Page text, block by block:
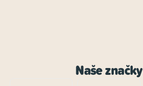
Naše značky